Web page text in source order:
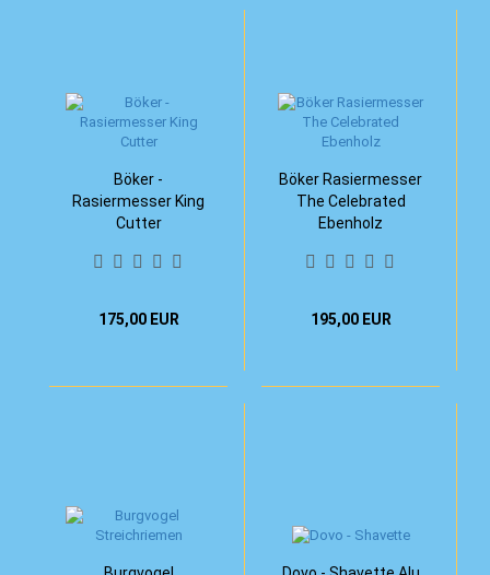
Böker -
Rasiermesser King
Cutter
175,00 EUR
Böker Rasiermesser
The Celebrated
Ebenholz
195,00 EUR